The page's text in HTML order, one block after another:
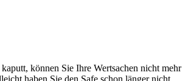
können Sie Ihre Wertsachen nicht mehr
haben Sie den Safe schon länger nicht